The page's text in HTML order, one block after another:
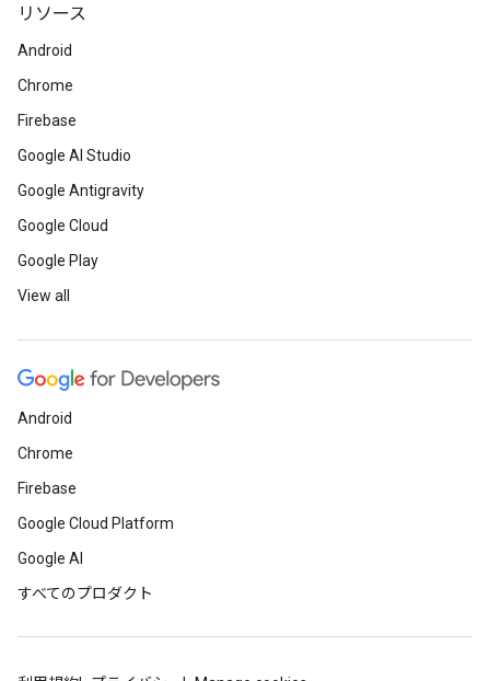
リソース
Android
Chrome
Firebase
Google AI Studio
Google Antigravity
Google Cloud
Google Play
View all
Android
Chrome
Firebase
Google Cloud Platform
Google AI
すべてのプロダクト